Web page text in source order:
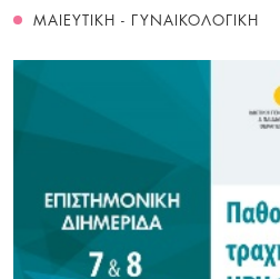
ΜΑΙΕΥΤΙΚΗ - ΓΥΝΑΙΚΟΛΟΓΙΚΗ